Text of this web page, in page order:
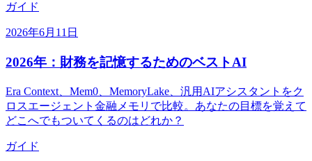
ガイド
2026年6月11日
2026年：財務を記憶するためのベストAI
Era Context、Mem0、MemoryLake、汎用AIアシスタントをク
ロスエージェント金融メモリで比較。あなたの目標を覚えて
どこへでもついてくるのはどれか？
ガイド